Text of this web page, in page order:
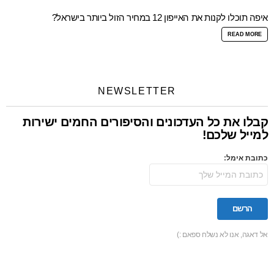
איפה תוכלו לקנות את האייפון 12 במחיר הזול ביותר בישראל?
READ MORE
NEWSLETTER
קבלו את כל העדכונים והסיפורים החמים ישירות
למייל שלכם!
כתובת אימל:
אל דאגה, אנו לא נשלח ספאם :)